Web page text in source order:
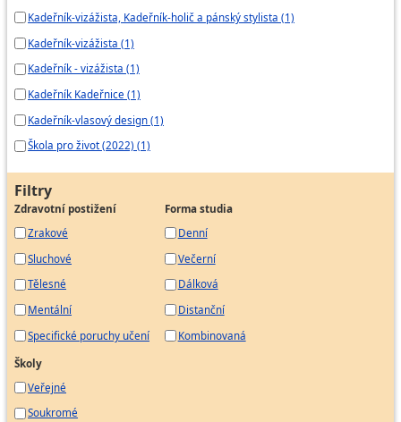
Kadeřník-vizážista, Kadeřník-holič a pánský stylista (1)
Kadeřník-vizážista (1)
Kadeřník - vizážista (1)
Kadeřník Kadeřnice (1)
Kadeřník-vlasový design (1)
Škola pro život (2022) (1)
Filtry
Zdravotní postižení
Zrakové
Sluchové
Tělesné
Mentální
Specifické poruchy učení
Forma studia
Denní
Večerní
Dálková
Distanční
Kombinovaná
Školy
Veřejné
Soukromé